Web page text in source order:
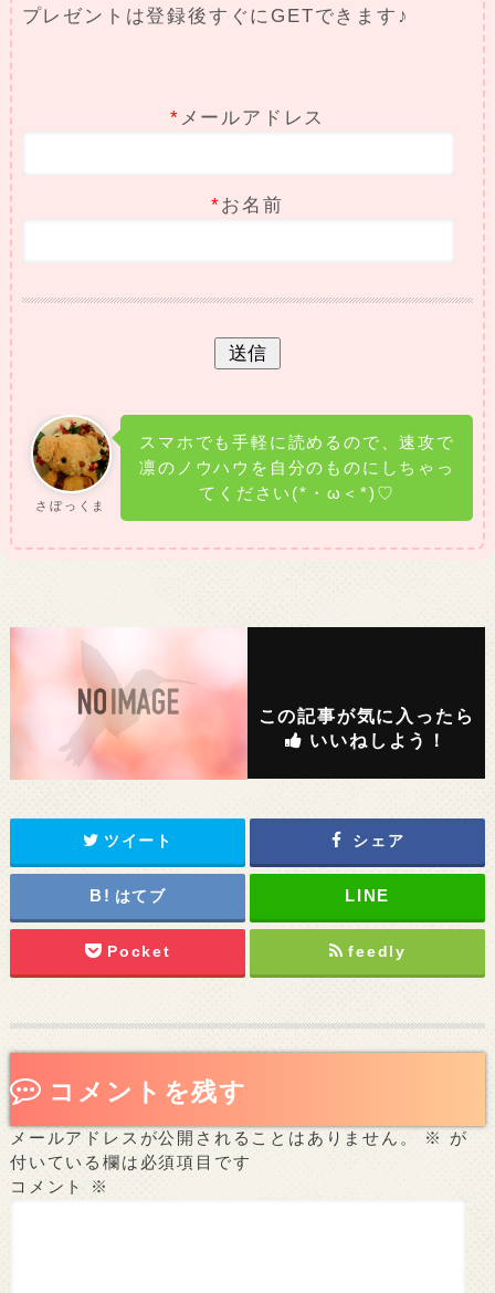
プレゼントは登録後すぐにGETできます♪
* メールアドレス
*お名前
さぼっくま
スマホでも手軽に読めるので、速攻で
凛のノウハウを自分のものにしちゃっ
てください(*・ω＜*)♡
この記事が気に入ったら
いいねしよう！
ツイート シェア
はてブ
Pocket feedly
コメントを残す
メールアドレスが公開されることはありません。 ※
が
付いている欄は必須項目です
コメント
※